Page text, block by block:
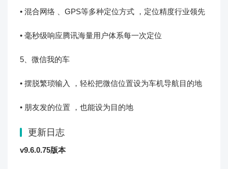
• 混合网络 、GPS等多种定位方式 ，定位精度行业领先
• 毫秒级响应腾讯海量用户体系每一次定位
5、微信我的车
• 摆脱繁琐输入 ，轻松把微信位置设为车机导航目的地
• 朋友发的位置 ，也能设为目的地
更新日志
v9.6.0.75版本